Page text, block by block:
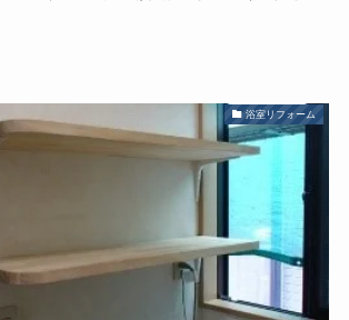
浴室リフォーム